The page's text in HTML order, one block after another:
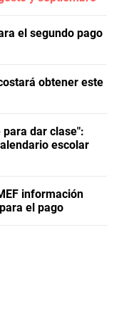
el segundo pago
obtener este
dar clase":
escolar
información
el pago